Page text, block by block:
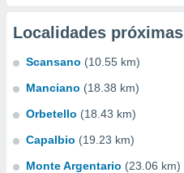
Localidades próximas
Scansano (10.55 km)
Manciano (18.38 km)
Orbetello (18.43 km)
Capalbio (19.23 km)
Monte Argentario (23.06 km)